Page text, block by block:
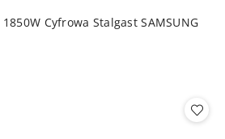
Cyfrowa Stalgast SAMSUNG